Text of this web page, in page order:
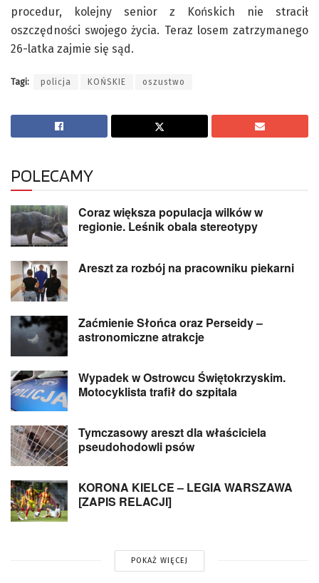
procedur, kolejny senior z Końskich nie stracił
oszczędności swojego życia. Teraz losem zatrzymanego
26-latka zajmie się sąd.
Tagi: policja KOŃSKIE oszustwo
POLECAMY
Coraz większa populacja wilków w
regionie. Leśnik obala stereotypy
Areszt za rozbój na pracowniku piekarni
Zaćmienie Słońca oraz Perseidy –
astronomiczne atrakcje
Wypadek w Ostrowcu Świętokrzyskim.
Motocyklista trafił do szpitala
Tymczasowy areszt dla właściciela
pseudohodowli psów
KORONA KIELCE – LEGIA WARSZAWA
[ZAPIS RELACJI]
POKAŻ WIĘCEJ